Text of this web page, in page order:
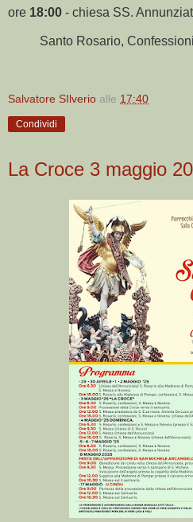
ore 18:00 - chiesa SS.
Santo Rosario,
Salvatore SIlverio alle 17:40
Condividi
La Croce 3 maggio